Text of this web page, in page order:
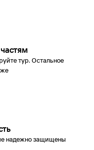
тур. Остальное
надежно защищены